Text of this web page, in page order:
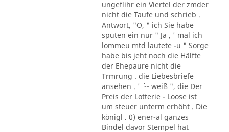
ungeflihr ein Viertel der zmder
nicht die Taufe und schrieb .
Antwort, "O, " ich Sie habe
sputen ein nur " Ja , ' mal ich
lommeu mtd lautete -u " Sorge
habe bis jeht noch die Hälfte
der Ehepaure nicht die
Trmrung . die Liebesbriefe
ansehen . ' ´ -- weiß ", die Der
Preis der Lotterie - Loose ist
um steuer unterm erhöht . Die
königl . 0) ener-al ganzes
Bindel davor Stempel hat